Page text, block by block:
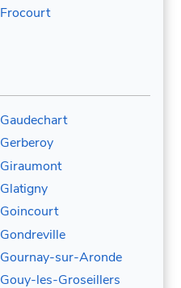
Frocourt
Gaudechart
Gerberoy
Giraumont
Glatigny
Goincourt
Gondreville
Gournay-sur-Aronde
Gouy-les-Groseillers